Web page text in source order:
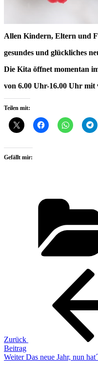
Allen Kindern, Eltern und
gesundes und glückliches
Die Kita öffnet momentan
von 6.00 Uhr-16.00 Uhr
Teilen mit:
Gefällt mir:
Beitragsnavigation
Zurück
Beitrag
Nächster
Weiter Das neue Jahr, nun